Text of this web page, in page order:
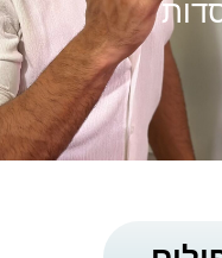
את כל האפשרויות